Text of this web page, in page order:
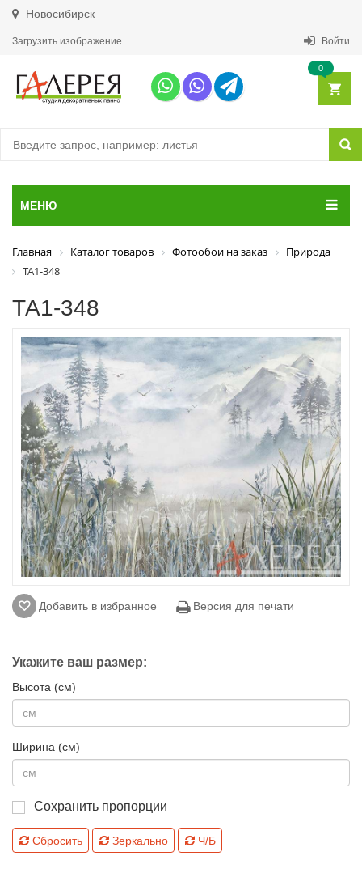
Новосибирск
Загрузить изображение Войти
0
МЕНЮ
Главная Каталог товаров Фотообои на заказ
Природа
ТА1-348
ТА1-348
Добавить в избранное Версия для печати
Укажите ваш размер:
Высота (см)
Ширина (см)
Сохранить пропорции
Сбросить Зеркально Ч/Б